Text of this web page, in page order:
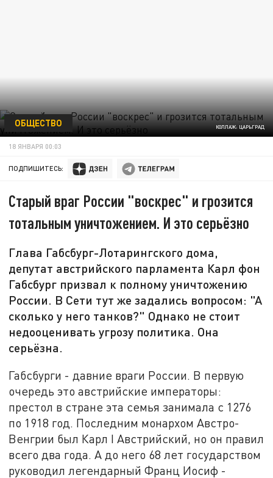
КОЛЛАЖ: ЦАРЬГРАД
ОБЩЕСТВО
18 ЯНВАРЯ 00:03
ПОДПИШИТЕСЬ:
Старый враг России "воскрес" и грозится
тотальным уничтожением. И это серьёзно
Глава Габсбург-Лотарингского дома,
депутат австрийского парламента Карл фон
Габсбург призвал к полному уничтожению
России. В Сети тут же задались вопросом: "А
сколько у него танков?" Однако не стоит
недооценивать угрозу политика. Она
серьёзна.
Габсбурги - давние враги России. В первую
очередь это австрийские императоры:
престол в стране эта семья занимала с 1276
по 1918 год. Последним монархом Австро-
Венгрии был Карл I Австрийский, но он правил
всего два года. А до него 68 лет государством
руководил легендарный Франц Иосиф -